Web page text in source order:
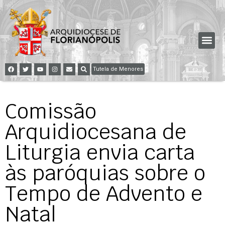
Tutela de Menores
Comissão
Arquidiocesana de
Liturgia envia carta
às paróquias sobre o
Tempo de Advento e
Natal